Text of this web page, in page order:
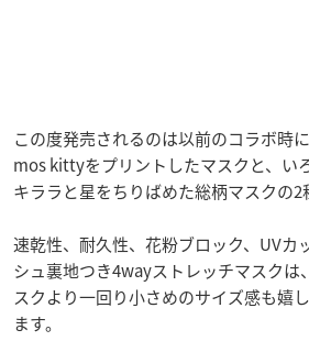
この度発売されるのは以前のコラボ時
mos kittyをプリントしたマスクと、い
キララと星をちりばめた総柄マスクの2
速乾性、耐久性、花粉ブロック、UVカ
シュ裏地つき4wayストレッチマスクは
スクより一回り小さめのサイズ感も嬉
ます。